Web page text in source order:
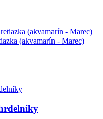
(akvamarín - Marec)